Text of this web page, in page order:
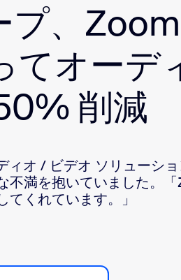
介します。
My Notes
ZoomMate
電話
Bonsai
+1-888-303-1012
プ、
てオーデ
削減
ィオ / ビデオ ソリューシ
不満を抱いていました。
くれています。」